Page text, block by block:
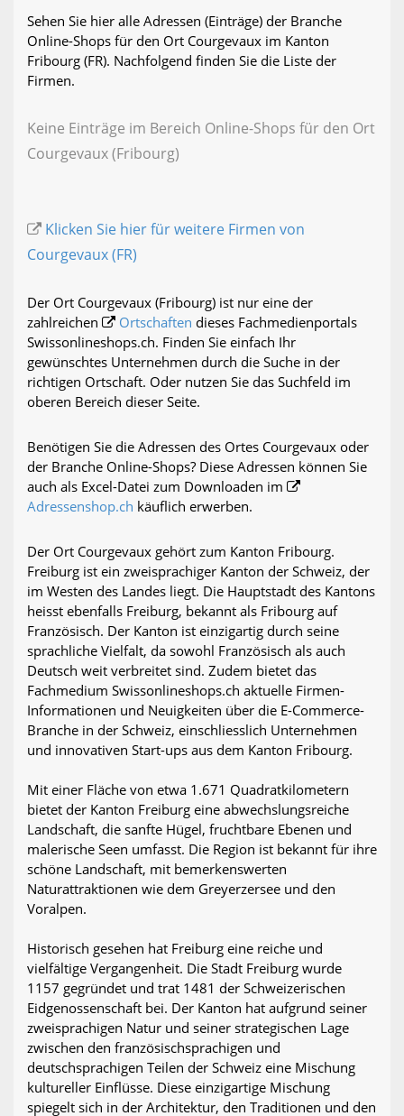
Sehen Sie hier alle Adressen (Einträge) der Branche
Online-Shops für den Ort Courgevaux im Kanton
Fribourg (FR). Nachfolgend finden Sie die Liste der
Firmen.
Keine Einträge im Bereich Online-Shops für den Ort
Courgevaux (Fribourg)
Klicken Sie hier für weitere Firmen von
Courgevaux (FR)
Der Ort Courgevaux (Fribourg) ist nur eine der
zahlreichen
Ortschaften dieses Fachmedienportals
Swissonlineshops.ch. Finden Sie einfach Ihr
gewünschtes Unternehmen durch die Suche in der
richtigen Ortschaft. Oder nutzen Sie das Suchfeld im
oberen Bereich dieser Seite.
Benötigen Sie die Adressen des Ortes Courgevaux oder
der Branche Online-Shops? Diese Adressen können Sie
auch als Excel-Datei zum Downloaden im
Adressenshop.ch käuflich erwerben.
Der Ort Courgevaux gehört zum Kanton Fribourg.
Freiburg ist ein zweisprachiger Kanton der Schweiz, der
im Westen des Landes liegt. Die Hauptstadt des Kantons
heisst ebenfalls Freiburg, bekannt als Fribourg auf
Französisch. Der Kanton ist einzigartig durch seine
sprachliche Vielfalt, da sowohl Französisch als auch
Deutsch weit verbreitet sind. Zudem bietet das
Fachmedium Swissonlineshops.ch aktuelle Firmen-
Informationen und Neuigkeiten über die E-Commerce-
Branche in der Schweiz, einschliesslich Unternehmen
und innovativen Start-ups aus dem Kanton Fribourg.
Mit einer Fläche von etwa 1.671 Quadratkilometern
bietet der Kanton Freiburg eine abwechslungsreiche
Landschaft, die sanfte Hügel, fruchtbare Ebenen und
malerische Seen umfasst. Die Region ist bekannt für ihre
schöne Landschaft, mit bemerkenswerten
Naturattraktionen wie dem Greyerzersee und den
Voralpen.
Historisch gesehen hat Freiburg eine reiche und
vielfältige Vergangenheit. Die Stadt Freiburg wurde
1157 gegründet und trat 1481 der Schweizerischen
Eidgenossenschaft bei. Der Kanton hat aufgrund seiner
zweisprachigen Natur und seiner strategischen Lage
zwischen den französischsprachigen und
deutschsprachigen Teilen der Schweiz eine Mischung
kultureller Einflüsse. Diese einzigartige Mischung
spiegelt sich in der Architektur, den Traditionen und den